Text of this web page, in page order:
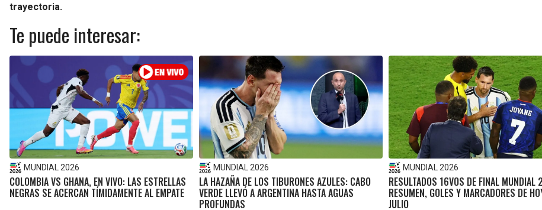
trayectoria.
Te puede interesar:
MUNDIAL 2026
COLOMBIA VS GHANA, EN VIVO: LAS ESTRELLAS
NEGRAS SE ACERCAN TÍMIDAMENTE AL EMPATE
MUNDIAL 2026
LA HAZAÑA DE LOS TIBURONES AZULES: CABO
VERDE LLEVÓ A ARGENTINA HASTA AGUAS
PROFUNDAS
MUNDIAL 2026
RESULTADOS 16VOS DE FINAL
RESUMEN, GOLES Y MARCADORES DE
JULIO